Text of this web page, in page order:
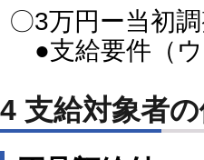
〇3万円ー当初
●支給要件（
4 支給対象者の